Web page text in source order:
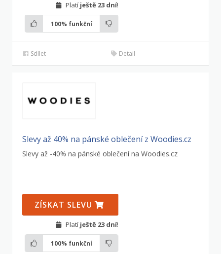
Platí ještě 23 dní!
100% funkční
Sdílet Detail
Slevy až 40% na pánské oblečení z Woodies.cz
Slevy až -40% na pánské oblečení na Woodies.cz
ZÍSKAT SLEVU
Platí ještě 23 dní!
100% funkční